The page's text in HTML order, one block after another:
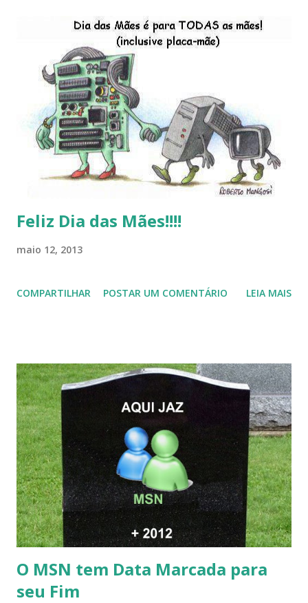
do LibreOffice , o IX Latinoware, a Microsoft boicotando o
Linux (como sempre), o lançamento do Windows 8 e a sua
baixa taxa de adesão pelos usuários, entre out ros. Gostaria
de desejar a todos Boas Festas e que em 2013 possamos
estar juntos novamente. Feliz Natal!!!! F eli z 2013 a todos!!!
Feliz Dia das Mães!!!!
maio 12, 2013
COMPARTILHAR POSTAR UM COMENTÁRIO LEIA MAIS
O MSN tem Data Marcada para
seu Fim